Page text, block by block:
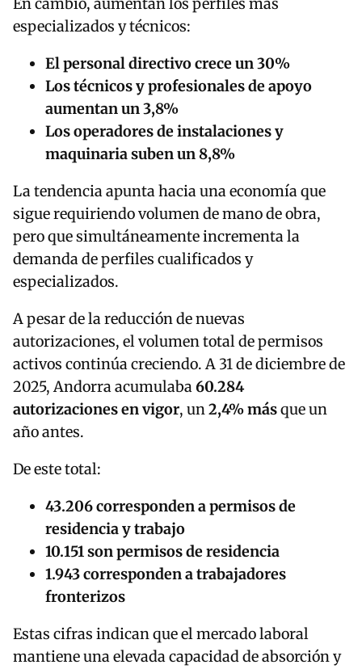
En cambio, aumentan los perfiles más
especializados y técnicos:
El personal directivo crece un 30%
Los técnicos y profesionales de apoyo
aumentan un 3,8%
Los operadores de instalaciones y
maquinaria suben un 8,8%
La tendencia apunta hacia una economía que
sigue requiriendo volumen de mano de obra,
pero que simultáneamente incrementa la
demanda de perfiles cualificados y
especializados.
A pesar de la reducción de nuevas
autorizaciones, el volumen total de permisos
activos continúa creciendo. A 31 de diciembre de
2025, Andorra acumulaba60.284
autorizaciones en vigor, un2,4% másque un
año antes.
De este total:
43.206 corresponden a permisos de
residencia y trabajo
10.151 son permisos de residencia
1.943 corresponden a trabajadores
fronterizos
Estas cifras indican que el mercado laboral
mantiene una elevada capacidad de absorción y